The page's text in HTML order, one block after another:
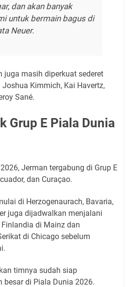
dan akan banyak
untuk bermain bagus di
Neuer.
juga masih diperkuat sederet
Kimmich, Kai Havertz,
Sané.
Grup E Piala Dunia
Jerman tergabung di Grup E
dan Curaçao.
di Herzogenaurach, Bavaria,
juga dijadwalkan menjalani
di Mainz dan
di Chicago sebelum
timnya sudah siap
besar di Piala Dunia 2026.